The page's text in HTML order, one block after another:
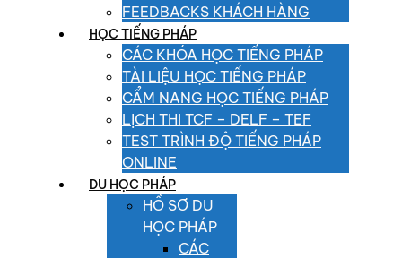
FEEDBACKS KHÁCH HÀNG
HỌC TIẾNG PHÁP
CÁC KHÓA HỌC TIẾNG PHÁP
TÀI LIỆU HỌC TIẾNG PHÁP
CẨM NANG HỌC TIẾNG PHÁP
LỊCH THI TCF – DELF – TEF
TEST TRÌNH ĐỘ TIẾNG PHÁP
ONLINE
DU HỌC PHÁP
HỒ SƠ DU
HỌC PHÁP
CÁC